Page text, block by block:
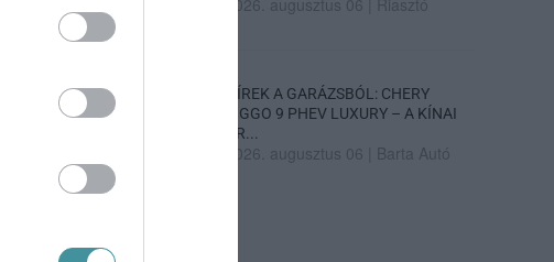
HÍREK A GARÁZSBÓL: CHERY
TIGGO 9 PHEV LUXURY – A KÍNAI
PR...
2026. augusztus 06 Barta Autó